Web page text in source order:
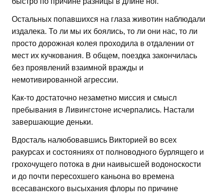
Остальных попавшихся на глаза животин наблюдали
издалека. То ли мы их боялись, то ли они нас, то ли
просто дорожная колея проходила в отдалении от
мест их кучкования. В общем, поездка закончилась
без проявлений взаимной вражды и
немотивированной агрессии.
Как-то достаточно незаметно миссия и смысл
пребывания в Ливингстоне исчерпались. Настали
завершающие деньки.
Вдосталь налюбовавшись Викторией во всех
ракурсах и состояниях от полноводного бурлящего и
грохочущего потока в дни наивысшей водоноскости
и до почти пересохшего каньона во времена
всесаванского высыхания флоры по причине